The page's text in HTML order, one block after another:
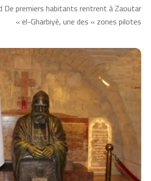
De premiers habitants rentrent à Zaoutar
el-Gharbiyé, une des « zones pilotes »